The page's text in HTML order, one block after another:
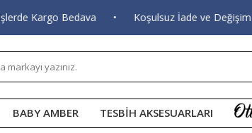
• Koşulsuz İade ve Değişim • Kapıda
BABY AMBER TESBİH AKSESUARLARI